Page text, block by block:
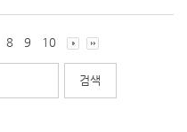
8 9 10